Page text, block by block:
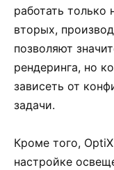
работать только
вторых,
позволяют
рендеринга, но
зависеть от
задачи.
Кроме того,
настройке